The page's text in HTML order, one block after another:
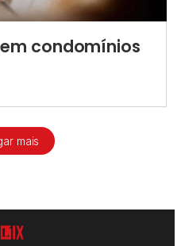
condomínios​
mais